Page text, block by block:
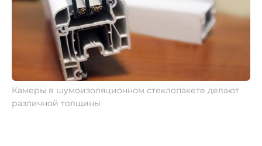
Камеры в шумоизоляционном стеклопакете делают
различной толщины